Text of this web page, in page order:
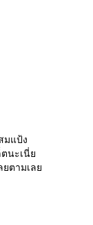
มแป้ง
ตนะเนี่
ยตามเล